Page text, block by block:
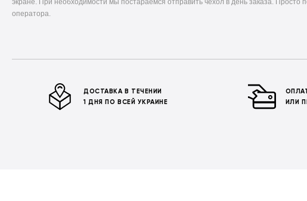
экране. При необходимости мы постараемся отправить чехол в день заказа. Просто
оператора.
ДОСТАВКА В ТЕЧЕНИИ
1 ДНЯ ПО ВСЕЙ УКРАИНЕ
ИЛИ